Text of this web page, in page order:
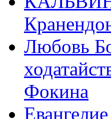
Любовь
Фокина